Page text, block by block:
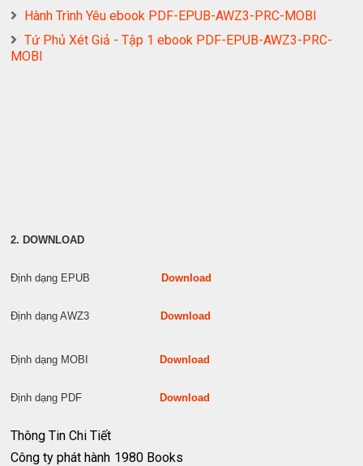
Hành Trình Yêu ebook PDF-EPUB-AWZ3-PRC-MOBI
Tứ Phủ Xét Giả - Tập 1 ebook PDF-EPUB-AWZ3-PRC-
MOBI
2. DOWNLOAD
Định dạng EPUBDownload
Định dạng AWZ3Download
Định dạng MOBIDownload
Định dạng PDFDownload
Thông Tin Chi Tiết
Công ty phát hành 1980 Books